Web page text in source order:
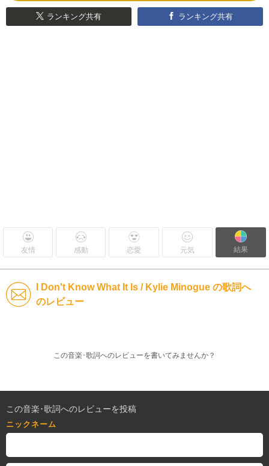
ランキング共有 ランキング共有
友情 感動 恋愛 元気 結果
I Don't Know What It Is / Kylie Minogue の歌詞へ
のレビュー
この音楽･歌詞へのレビューを書いてみませんか？
この音楽･歌詞へのレビューを投稿
ニックネーム